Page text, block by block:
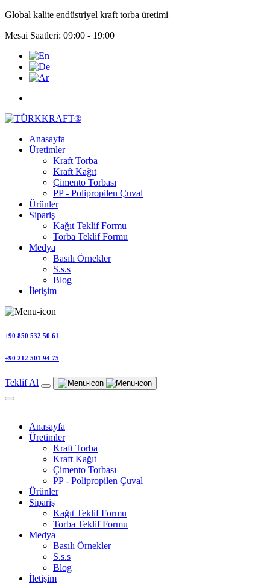
Global kalite endüstriyel kraft torba üretimi
Mesai Saatleri: 09:00 - 19:00
Anasayfa
Üretimler
Kraft Torba
Kraft Kağıt
Çimento Torbası
PP - Polipropilen Çuval
Ürünler
Sipariş
Kağıt Teklif Formu
Torba Teklif Formu
Medya
Basılı Örnekler
S.s.s
Blog
İletişim
+90 850 532 50 61
+90 212 501 94 75
Teklif Al
Anasayfa
Üretimler
Kraft Torba
Kraft Kağıt
Çimento Torbası
PP - Polipropilen Çuval
Ürünler
Sipariş
Kağıt Teklif Formu
Torba Teklif Formu
Medya
Basılı Örnekler
S.s.s
Blog
İletişim